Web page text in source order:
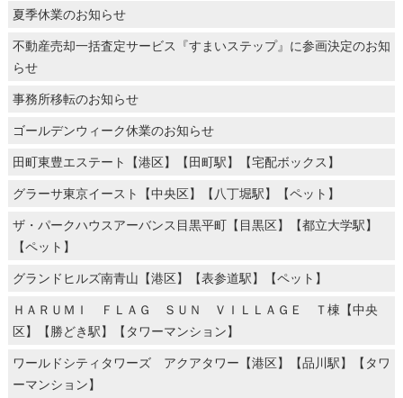
夏季休業のお知らせ
不動産売却一括査定サービス『すまいステップ』に参画決定のお知
らせ
事務所移転のお知らせ
ゴールデンウィーク休業のお知らせ
田町東豊エステート【港区】【田町駅】【宅配ボックス】
グラーサ東京イースト【中央区】【八丁堀駅】【ペット】
ザ・パークハウスアーバンス目黒平町【目黒区】【都立大学駅】
【ペット】
グランドヒルズ南青山【港区】【表参道駅】【ペット】
ＨＡＲＵＭＩ ＦＬＡＧ ＳＵＮ ＶＩＬＬＡＧＥ Ｔ棟【中央
区】【勝どき駅】【タワーマンション】
ワールドシティタワーズ アクアタワー【港区】【品川駅】【タワ
ーマンション】